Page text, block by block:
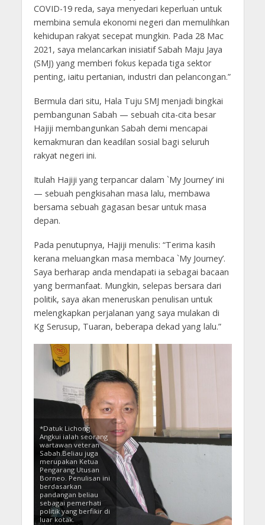
COVID-19 reda, saya menyedari keperluan untuk
membina semula ekonomi negeri dan memulihkan
kehidupan rakyat secepat mungkin. Pada 28 Mac
2021, saya melancarkan inisiatif Sabah Maju Jaya
(SMJ) yang memberi fokus kepada tiga sektor
penting, iaitu pertanian, industri dan pelancongan.”
Bermula dari situ, Hala Tuju SMJ menjadi bingkai
pembangunan Sabah — sebuah cita-cita besar
Hajiji membangunkan Sabah demi mencapai
kemakmuran dan keadilan sosial bagi seluruh
rakyat negeri ini.
Itulah Hajiji yang terpancar dalam `My Journey’ ini
— sebuah pengkisahan masa lalu, membawa
bersama sebuah gagasan besar untuk masa
depan.
Pada penutupnya, Hajiji menulis: “Terima kasih
kerana meluangkan masa membaca `My Journey’.
Saya berharap anda mendapati ia sebagai bacaan
yang bermanfaat. Mungkin, selepas bersara dari
politik, saya akan meneruskan penulisan untuk
melengkapkan perjalanan yang saya mulakan di
Kg Serusup, Tuaran, beberapa dekad yang lalu.”
*Datuk Lichong
Angkui ialah seorang
wartawan veteran
Sabah.Beliau juga
merupakan Ketua
Pengarang Utusan
Borneo. Penulisan ini
berdasarkan
pandangan beliau
sebagai pemerhati
politik yang berfikir di
luar kotak.